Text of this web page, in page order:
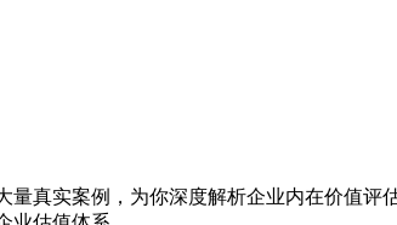
真实案例，为你深度解析企业内在价值评